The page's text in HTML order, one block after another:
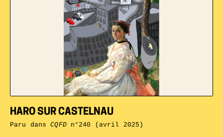
HARO SUR CASTELNAU
Paru dansCQFDn°240 (avril 2025)